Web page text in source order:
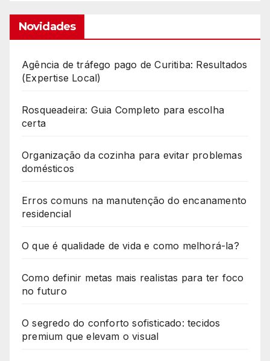
Novidades
Agência de tráfego pago de Curitiba: Resultados
(Expertise Local)
Rosqueadeira: Guia Completo para escolha
certa
Organização da cozinha para evitar problemas
domésticos
Erros comuns na manutenção do encanamento
residencial
O que é qualidade de vida e como melhorá-la?
Como definir metas mais realistas para ter foco
no futuro
O segredo do conforto sofisticado: tecidos
premium que elevam o visual